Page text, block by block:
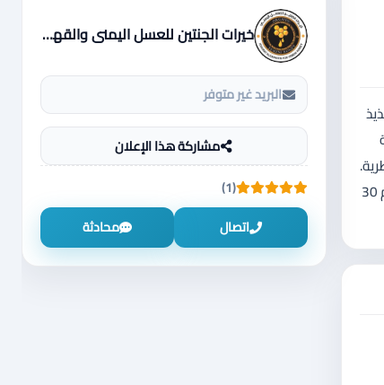
🛑يساعد على الوقاية من الأمراض . 🛑 مناسب للأطفال فوق عمر السنتين . 🛑 مكمل غذائي ومناسب للأطباق الغذائية . السعر 60 دينار 1000جرام 30
خيرات الجنتين للعسل اليمني والقهوة اليمنية
البريد غير متوفر
مشاركة هذا الإعلان
(1)
اتصال
محادثة